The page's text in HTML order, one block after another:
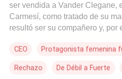
ser vendida a Vander Clegane,
Carmesí, como tratado de su
resultó ser su compañero y, por
paredes de su habitación. El
multimillonaria CEO de una
CEO Protagonista femenina
Rechazo De Débil a Fuerte